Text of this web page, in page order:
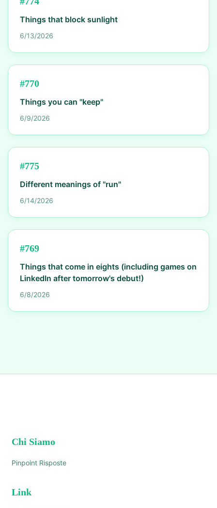
Things that block sunlight
6/13/2026
#770
Things you can "keep"
6/9/2026
#775
Different meanings of "run"
6/14/2026
#769
Things that come in eights (including games on
LinkedIn after tomorrow's debut!)
6/8/2026
Chi Siamo
Pinpoint Risposte
Link